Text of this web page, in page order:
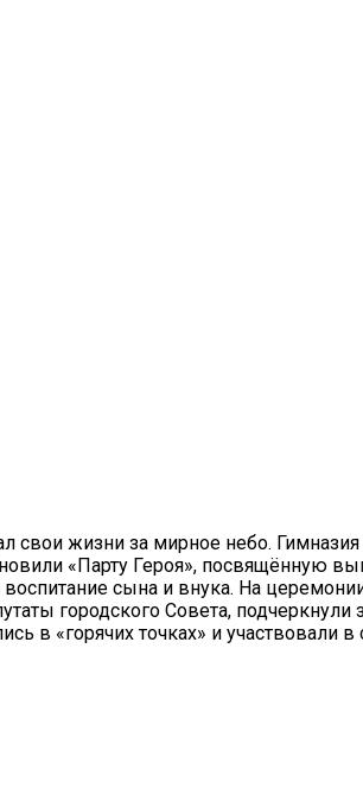
свои жизни за мирное небо.
«Парту Героя», посвящённую
сына и внука. На
городского Совета, подчеркнули
в «горячих точках» и участвовали